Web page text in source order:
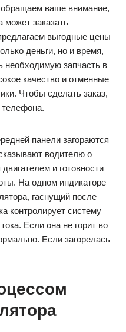
ваше внимание,
может заказать
выгодные цены
деньги, но и время,
необходимую запчасть в
качество и отменные
Чтобы сделать заказ,
телефона.
панели загораются
водителю о
и готовности
На одном индикаторе
гаснущий после
контролирует систему
Если она не горит во
Если загорелась